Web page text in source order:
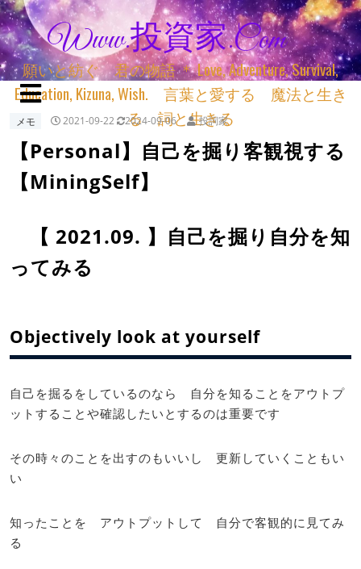
Www.投資家.com
願いと紡ぐ 君の物語 ＊ Love, Adventure, Survival,
Education, Kizuna, Wish. 言葉と愛する 魔法と生き
る 詞と生きる
メモ 2021-09-22 2024-09-06 投詞家
【Personal】自己を掘り客観視する
【MiningSelf】
【 2021.09. 】自己を掘り自分を知
ってみる
Objectively look at yourself
自己を掘るをしているのなら 自分を知ることをアウトプ
ットすることや確認したいとするのは重要です
その時々のことを出すのもいいし 更新していくこともい
い
知ったことを アウトプットして 自分で客観的に見てみ
る